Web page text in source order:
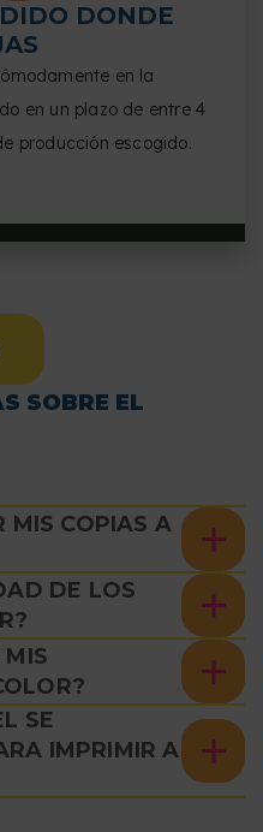
DONDE
en la
en un plazo de entre 4
producción escogido.
SOBRE EL
MIS COPIAS A
DE LOS
MIS
SE
IMPRIMIR A